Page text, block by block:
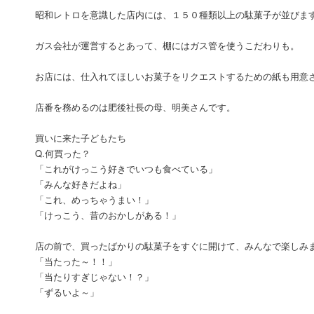
昭和レトロを意識した店内には、１５０種類以上の駄菓子が並びます
ガス会社が運営するとあって、棚にはガス管を使うこだわりも。
お店には、仕入れてほしいお菓子をリクエストするための紙も用意
店番を務めるのは肥後社長の母、明美さんです。
買いに来た子どもたち
Q.何買った？
「これがけっこう好きでいつも食べている」
「みんな好きだよね」
「これ、めっちゃうまい！」
「けっこう、昔のおかしがある！」
店の前で、買ったばかりの駄菓子をすぐに開けて、みんなで楽しみ
「当たった～！！」
「当たりすぎじゃない！？」
「ずるいよ～」